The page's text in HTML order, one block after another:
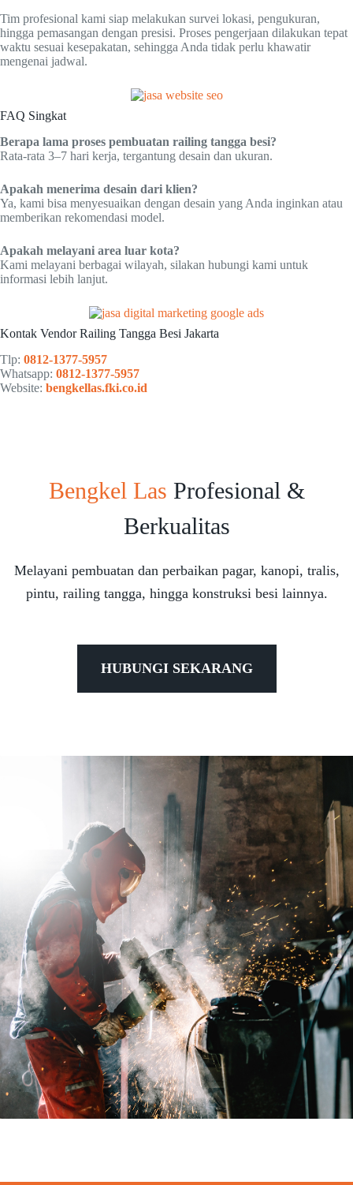
Tim profesional kami siap melakukan survei lokasi, pengukuran,
hingga pemasangan dengan presisi. Proses pengerjaan dilakukan tepat
waktu sesuai kesepakatan, sehingga Anda tidak perlu khawatir
mengenai jadwal.
FAQ Singkat
Berapa lama proses pembuatan railing tangga besi?
Rata-rata 3–7 hari kerja, tergantung desain dan ukuran.
Apakah menerima desain dari klien?
Ya, kami bisa menyesuaikan dengan desain yang Anda inginkan atau
memberikan rekomendasi model.
Apakah melayani area luar kota?
Kami melayani berbagai wilayah, silakan hubungi kami untuk
informasi lebih lanjut.
Kontak Vendor Railing Tangga Besi Jakarta
Tlp: 0812-1377-5957
Whatsapp: 0812-1377-5957
Website: bengkellas.fki.co.id
Bengkel Las Profesional &
Berkualitas
Melayani pembuatan dan perbaikan pagar, kanopi, tralis,
pintu, railing tangga, hingga konstruksi besi lainnya.
HUBUNGI SEKARANG